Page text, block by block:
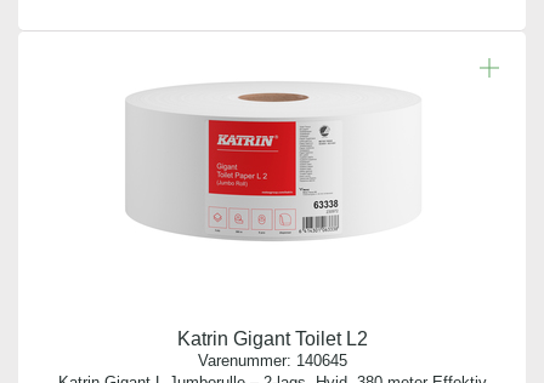
Katrin Gigant Toilet L2
Varenummer: 140645